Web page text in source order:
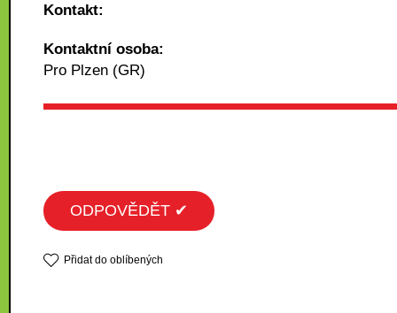
Kontakt:
Kontaktní osoba:
Pro Plzen (GR)
ODPOVĚDĚT ✔
Přidat do oblíbených